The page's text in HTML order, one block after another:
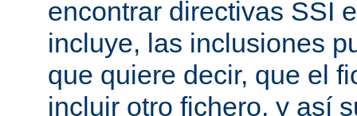
encontrar directivas SSI
incluye, las inclusiones
que quiere decir, que el
incluir otro fichero, y así